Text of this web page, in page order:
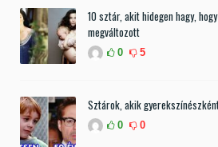
10 sztár, akit hidegen hagy,
megváltozott
0 5
Sztárok, akik
0 0